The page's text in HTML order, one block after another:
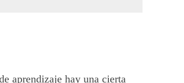
aprendizaje hay una cierta